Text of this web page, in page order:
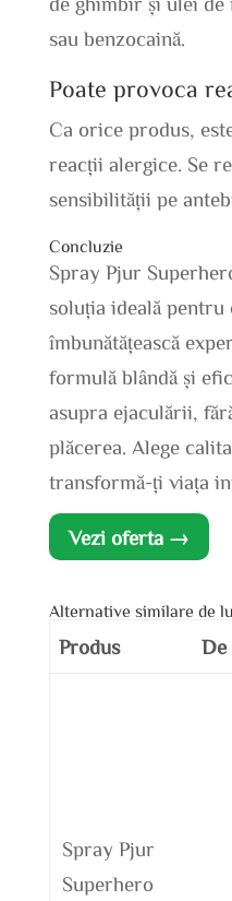
sau benzocaină.
Poate provoca
Ca orice produs,
reacții alergice. Se
sensibilității pe
Concluzie
Spray Pjur
soluția ideală pentru
îmbunătățească
formulă blândă și
asupra ejaculării,
plăcerea. Alege
transformă-ți viața
Vezi oferta →
Alternative similare de
Produs De
Spray Pjur
Superhero